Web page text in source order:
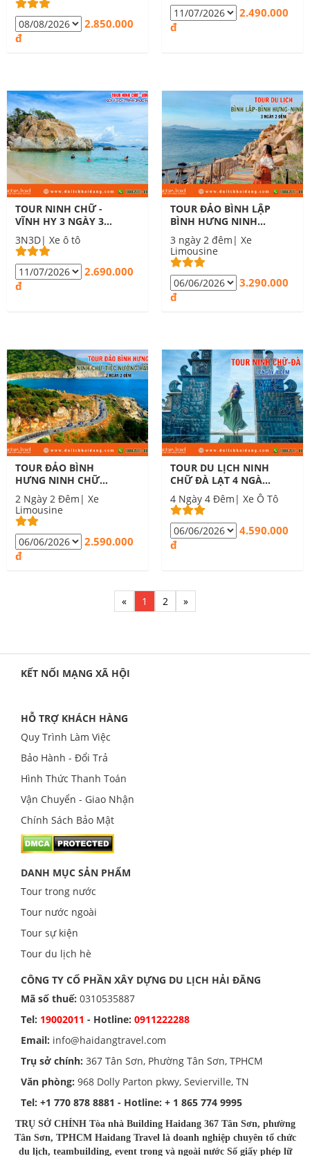
2.850.000
đ
2.490.000
đ
TOUR NINH CHỮ -
VĨNH HY 3 NGÀY 3
ĐÊM
3N3D| Xe ô tô
2.690.000
đ
TOUR ĐẢO BÌNH LẬP
BÌNH HƯNG NINH
CHỮ 3 NGÀY 2 ĐÊM
3 ngày 2 đêm| Xe
Limousine
3.290.000
đ
TOUR ĐẢO BÌNH
HƯNG NINH CHỮ
TIỆC NƯỚNG HẢI
SẢN 2 NGÀY 2 ĐÊM
2 Ngày 2 Đêm| Xe
Limousine
2.590.000
đ
TOUR DU LỊCH NINH
CHỮ ĐÀ LẠT 4 NGÀY
4 ĐÊM
4 Ngày 4 Đêm| Xe Ô Tô
4.590.000
đ
« 1 2 »
KẾT NỐI MẠNG XÃ HỘI
HỖ TRỢ KHÁCH HÀNG
Quy Trình Làm Việc
Bảo Hành - Đổi Trả
Hình Thức Thanh Toán
Vận Chuyển - Giao Nhận
Chính Sách Bảo Mật
DANH MỤC SẢN PHẨM
Tour trong nước
Tour nước ngoài
Tour sự kiện
Tour du lịch hè
CÔNG TY CỔ PHẦN XÂY DỰNG DU LỊCH HẢI ĐĂNG
Mã số thuế: 0310535887
Tel: 19002011 - Hotline: 0911222288
Email: info@haidangtravel.com
Trụ sở chính: 367 Tân Sơn, Phường Tân Sơn, TPHCM
Văn phòng: 968 Dolly Parton pkwy, Sevierville, TN
Tel: +1 770 878 8881 - Hotline: + 1 865 774 9995
TRỤ SỞ CHÍNH Tòa nhà Building Haidang 367 Tân Sơn, phường
Tân Sơn, TPHCM Haidang Travel là doanh nghiệp chuyên tổ chức
du lịch, teambuilding, event trong và ngoài nước Số giấy phép lữ